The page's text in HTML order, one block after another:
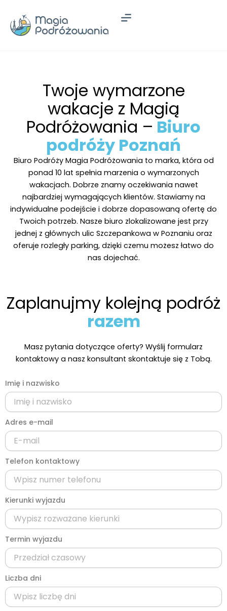
treści
Twoje wymarzone
wakacje z Magią
Podróżowania – Biuro
podróży Poznań
Biuro Podróży Magia Podróżowania to marka, która od
ponad 10 lat spełnia marzenia o wymarzonych
wakacjach. Dobrze znamy oczekiwania nawet
najbardziej wymagających klientów. Stawiamy na
indywidualne podejście i dobrze dopasowaną ofertę do
Twoich potrzeb. Nasze biuro zlokalizowane jest przy
jednej z głównych ulic Szczepankowa w Poznaniu oraz
oferuje rozległy parking, dzięki czemu możesz łatwo do
nas dojechać.
Zaplanujmy kolejną podróż
razem
Masz pytania dotyczące oferty? Wyślij formularz
kontaktowy a nasz konsultant skontaktuje się z Tobą.
Imię i nazwisko
Adres e-mail
Telefon kontaktowy
Kierunki wyjazdu
Termin wyjazdu
Liczba dni